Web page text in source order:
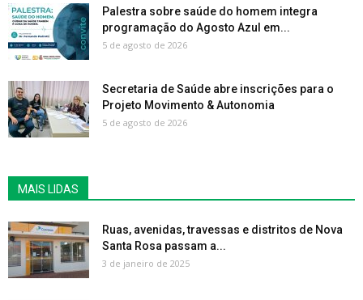
Palestra sobre saúde do homem integra
programação do Agosto Azul em...
5 de agosto de 2026
Secretaria de Saúde abre inscrições para o
Projeto Movimento & Autonomia
5 de agosto de 2026
MAIS LIDAS
Ruas, avenidas, travessas e distritos de Nova
Santa Rosa passam a...
3 de janeiro de 2025